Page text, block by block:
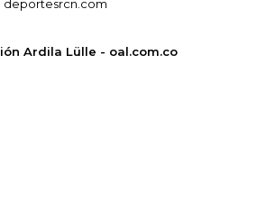
deportesrcn.com
Ardila Lülle - oal.com.co